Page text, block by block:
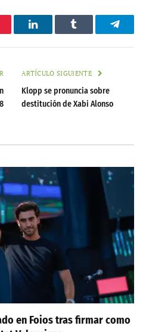
LinkedInTumblr
ARTÍCULO SIGUIENTE
Klopp se pronuncia sobre
destitución de Xabi Alonso
en Foios tras firmar como